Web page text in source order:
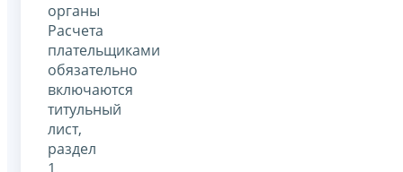
органы
Расчета
плательщиками
обязательно
включаются
титульный
лист,
раздел